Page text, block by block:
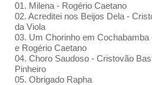
01. Milena - Rogério Caetano
02. Acreditei nos Beijos Dela -
da Viola
03. Um Chorinho em Cochabamba
e Rogério Caetano
04. Choro Saudoso - Cristovão
Pinheiro
05. Obrigado Rapha